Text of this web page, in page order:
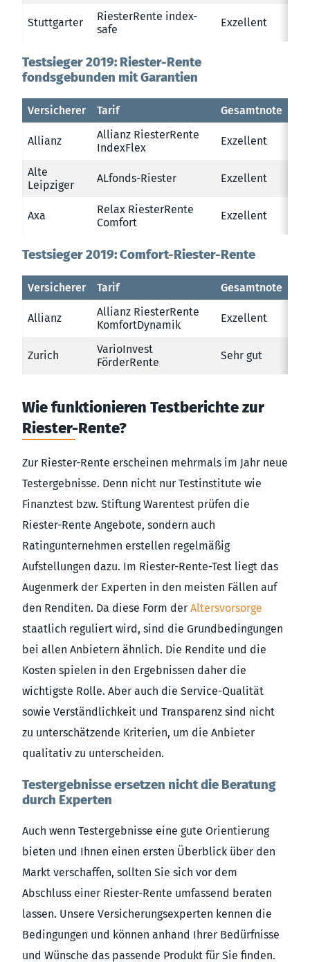
Stuttgarter
RiesterRente index-
safe
Exzellent
Testsieger 2019: Riester-Rente
fondsgebunden mit Garantien
Versicherer Tarif Gesamtnote
Allianz
Allianz RiesterRente
IndexFlex
Exzellent
Alte
Leipziger
ALfonds-Riester Exzellent
Axa
Relax RiesterRente
Comfort
Exzellent
Testsieger 2019: Comfort-Riester-Rente
Versicherer Tarif Gesamtnote
Allianz
Allianz RiesterRente
KomfortDynamik
Exzellent
Zurich
VarioInvest
FörderRente
Sehr gut
Wie funktionieren Testberichte zur
Riester-Rente?
Zur Riester-Rente erscheinen mehrmals im Jahr neue
Testergebnisse. Denn nicht nur Testinstitute wie
Finanztest bzw. Stiftung Warentest prüfen die
Riester-Rente Angebote, sondern auch
Ratingunternehmen erstellen regelmäßig
Aufstellungen dazu. Im Riester-Rente-Test liegt das
Augenmerk der Experten in den meisten Fällen auf
den Renditen. Da diese Form der Altersvorsorge
staatlich reguliert wird, sind die Grundbedingungen
bei allen Anbietern ähnlich. Die Rendite und die
Kosten spielen in den Ergebnissen daher die
wichtigste Rolle. Aber auch die Service-Qualität
sowie Verständlichkeit und Transparenz sind nicht
zu unterschätzende Kriterien, um die Anbieter
qualitativ zu unterscheiden.
Testergebnisse ersetzen nicht die Beratung
durch Experten
Auch wenn Testergebnisse eine gute Orientierung
bieten und Ihnen einen ersten Überblick über den
Markt verschaffen, sollten Sie sich vor dem
Abschluss einer Riester-Rente umfassend beraten
lassen. Unsere Versicherungsexperten kennen die
Bedingungen und können anhand Ihrer Bedürfnisse
und Wünsche das passende Produkt für Sie finden.